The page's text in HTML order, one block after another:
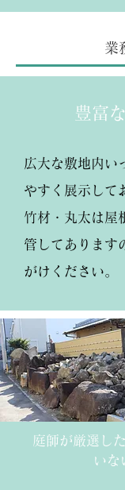
業
豊富
広大な敷地内い
やすく展示して
竹材・丸太は屋
管してあります
がけください。
庭師が厳選し
いな